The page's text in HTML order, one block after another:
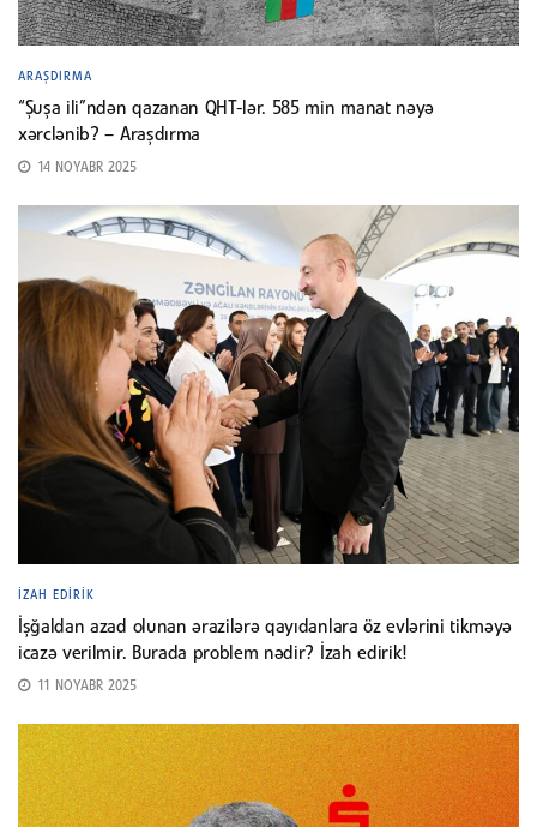
ARAŞDIRMA
“Şuşa ili”ndən qazanan QHT-lər. 585 min manat nəyə
xərclənib? – Araşdırma
14 NOYABR 2025
İZAH EDIRIK
İşğaldan azad olunan ərazilərə qayıdanlara öz evlərini tikməyə
icazə verilmir. Burada problem nədir? İzah edirik!
11 NOYABR 2025